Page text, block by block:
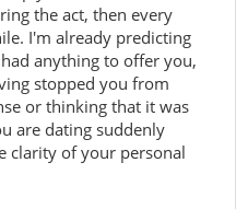
the act, then every
I'm already predicting
anything to offer you,
stopped you from
or thinking that it was
are dating suddenly
clarity of your personal